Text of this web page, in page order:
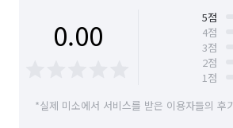
0.00 5점
4점
3점
2점
1점
*실제 미소에서 서비스를 받은 이용자들의 후